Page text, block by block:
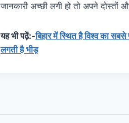
जानकारी अच्छी लगी हो तो अपने दोस्तों
यह भी पढ़ें:-बिहार में स्थित है विश्व का
लगती है भीड़